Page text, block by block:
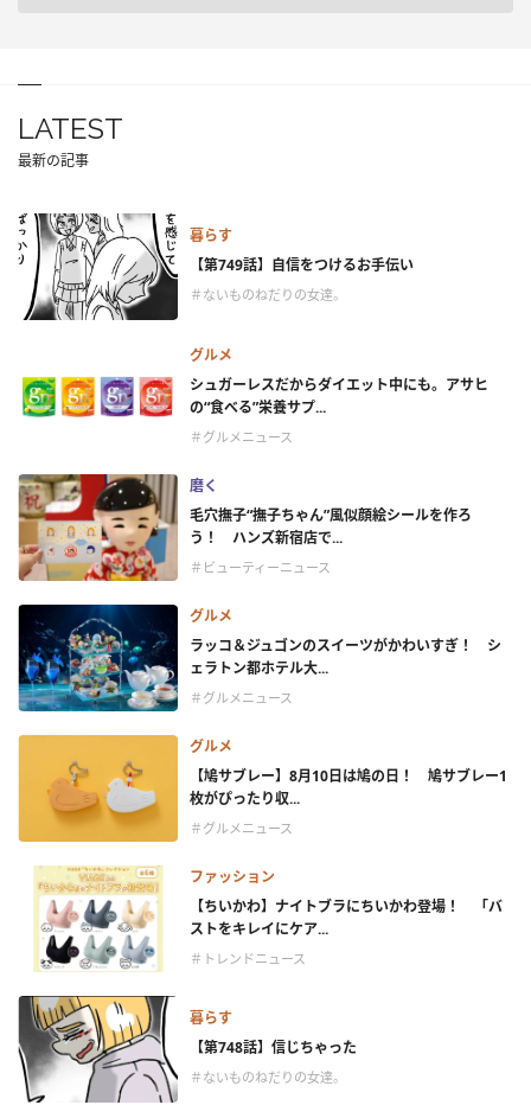
LATEST
最新の記事
暮らす
【第749話】自信をつけるお手伝い
＃ないものねだりの女達。
グルメ
シュガーレスだからダイエット中にも。アサヒ
の“食べる”栄養サプ...
＃グルメニュース
磨く
毛穴撫子“撫子ちゃん”風似顔絵シールを作ろ
う！ ハンズ新宿店で...
＃ビューティーニュース
グルメ
ラッコ＆ジュゴンのスイーツがかわいすぎ！ シ
ェラトン都ホテル大...
＃グルメニュース
グルメ
【鳩サブレー】8月10日は鳩の日！ 鳩サブレー1
枚がぴったり収...
＃グルメニュース
ファッション
【ちいかわ】ナイトブラにちいかわ登場！ 「バ
ストをキレイにケア...
＃トレンドニュース
暮らす
【第748話】信じちゃった
＃ないものねだりの女達。